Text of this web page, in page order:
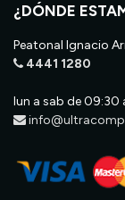
¿DÓNDE
Peatonal Ignacio
4441 1280
lun a sab de 09:30